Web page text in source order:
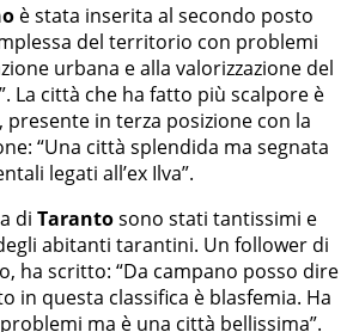
è stata inserita al secondo posto
del territorio con problemi
urbana e alla valorizzazione del
La città che ha fatto più scalpore è
in terza posizione con la
“Una città splendida ma segnata
legati all’ex Ilva”.
di Tarantosono stati tantissimi e
abitanti tarantini. Un follower di
ha scritto: “Da campano posso dire
in questa classifica è blasfemia. Ha
ma è una città bellissima”.